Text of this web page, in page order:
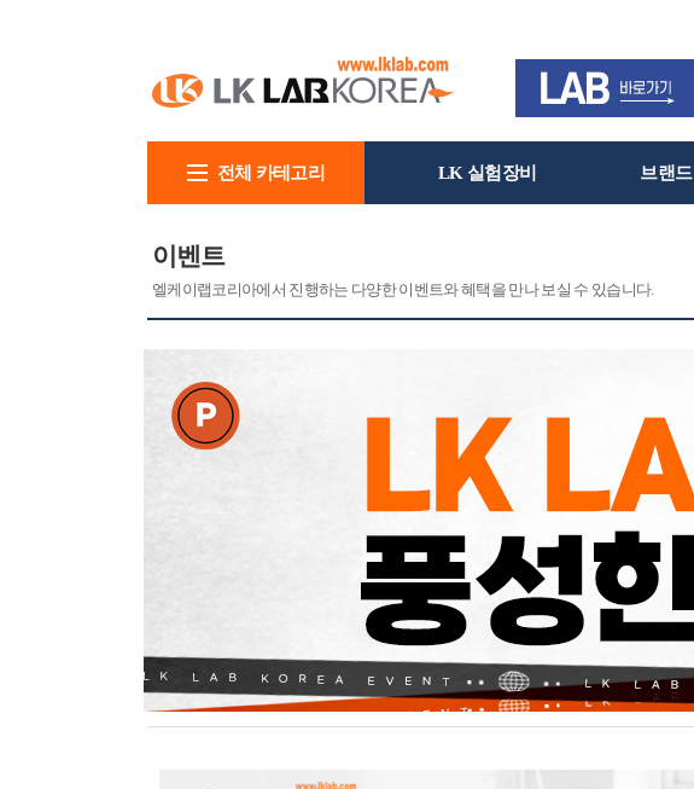
전체 카테고리 LK 실험장비 브랜드
이벤트
엘케이랩코리아에서 진행하는 다양한 이벤트와 혜택을 만나 보실 수 있습니다.